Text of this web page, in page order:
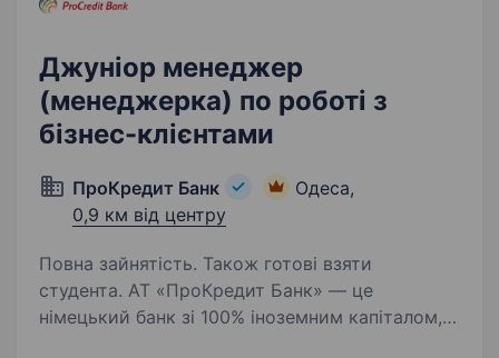
Джуніор менеджер
(менеджерка) по роботі з
бізнес-клієнтами
ПроКредит Банк
Одеса,
0,9 км від центру
Повна зайнятість. Також готові взяти
студента. АТ «ПроКредит Банк» — це
німецький банк зі 100% іноземним капіталом,